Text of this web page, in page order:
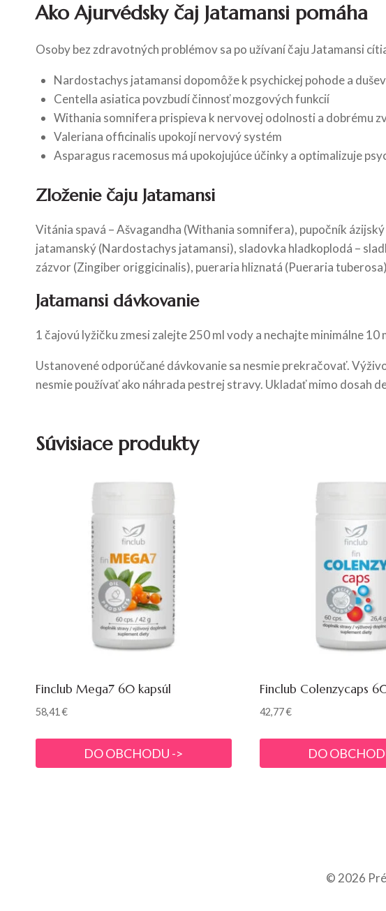
Ako Ajurvédsky čaj Jatamansi pomáha
Osoby bez zdravotných problémov sa po užívaní čaju Jatamansi
Nardostachys jatamansi dopomôže k psychickej pohode a
Centella asiatica povzbudí činnosť mozgových funkcií
Withania somnifera prispieva k nervovej odolnosti a dobrému
Valeriana officinalis upokojí nervový systém
Asparagus racemosus má upokojujúce účinky a optimalizuje
Zloženie čaju Jatamansi
Vitánia spavá – Ašvagandha (Withania somnifera), pupočník
jatamanský (Nardostachys jatamansi), sladovka hladkoplodá –
zázvor (Zingiber origgicinalis), pueraria hliznatá (Pueraria
Jatamansi dávkovanie
1 čajovú lyžičku zmesi zalejte 250 ml vody a nechajte minimálne
Ustanovené odporúčané dávkovanie sa nesmie prekračovať.
nesmie používať ako náhrada pestrej stravy. Ukladať mimo dosah
Súvisiace produkty
Finclub Mega7 60 kapsúl
58,41€
DO OBCHODU ->
Finclub Colenzycaps
42,77€
DO
© 2026